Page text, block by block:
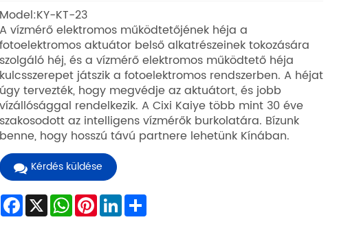
Model:KY-KT-23
A vízmérő elektromos működtetőjének héja a
fotoelektromos aktuátor belső alkatrészeinek tokozására
szolgáló héj, és a vízmérő elektromos működtető héja
kulcsszerepet játszik a fotoelektromos rendszerben. A héjat
úgy tervezték, hogy megvédje az aktuátort, és jobb
vízállósággal rendelkezik. A Cixi Kaiye több mint 30 éve
szakosodott az intelligens vízmérők burkolatára. Bízunk
benne, hogy hosszú távú partnere lehetünk Kínában.
Kérdés küldése
Facebook
X WhatsApp
Pinterest
LinkedInShare